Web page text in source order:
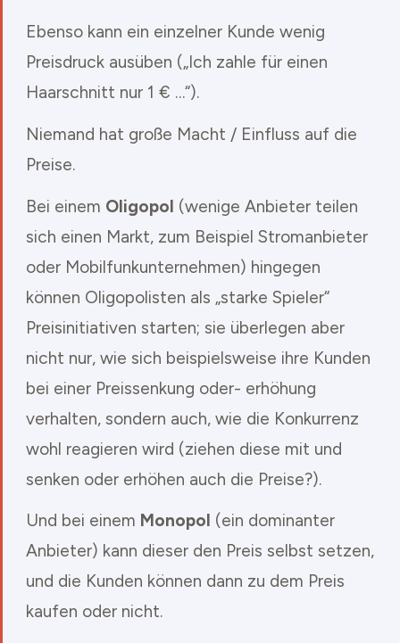
Ebenso kann ein einzelner Kunde wenig
Preisdruck ausüben („Ich zahle für einen
Haarschnitt nur 1 € …“).
Niemand hat große Macht / Einfluss auf die
Preise.
Bei einem Oligopol (wenige Anbieter teilen
sich einen Markt, zum Beispiel Stromanbieter
oder Mobilfunkunternehmen) hingegen
können Oligopolisten als „starke Spieler“
Preisinitiativen starten; sie überlegen aber
nicht nur, wie sich beispielsweise ihre Kunden
bei einer Preissenkung oder- erhöhung
verhalten, sondern auch, wie die Konkurrenz
wohl reagieren wird (ziehen diese mit und
senken oder erhöhen auch die Preise?).
Und bei einem Monopol (ein dominanter
Anbieter) kann dieser den Preis selbst setzen,
und die Kunden können dann zu dem Preis
kaufen oder nicht.